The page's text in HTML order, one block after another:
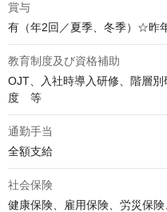
賞与
有（年2回／夏季、冬季）☆昨
教育制度及び資格補助
OJT、入社時導入研修、階層
度　等
通勤手当
全額支給
社会保険
健康保険、雇用保険、労災保